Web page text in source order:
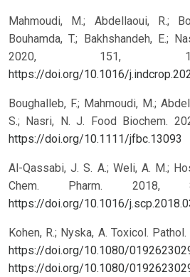
Mahmoudi, M.; Abdellaoui, R.;
Bouhamda, T.; Bakhshandeh, E.;
2020, 151,
https://doi.org/10.1016/
Boughalleb, F.; Mahmoudi, M.;
S.; Nasri, N. J. Food Biochem.
https://doi.org/10.1111/jfbc.13093
Al-Qassabi, J. S. A.; Weli, A. M.;
Chem. Pharm. 2018,
https://doi.org/10.1016/
Kohen, R.; Nyska, A. Toxicol.
https://doi.org/10.1080/
https://doi.org/10.1080/